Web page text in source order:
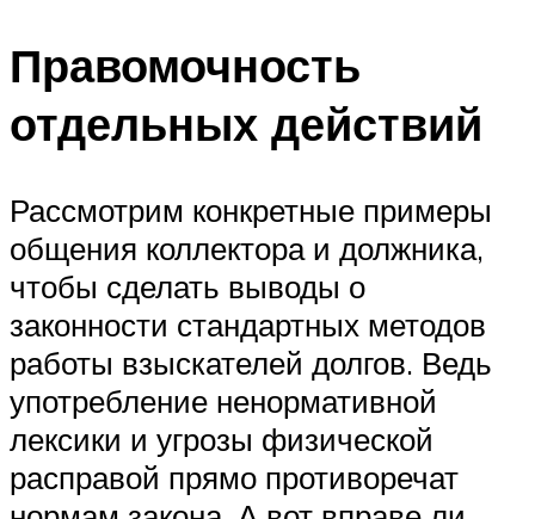
Правомочность
отдельных действий
Рассмотрим конкретные примеры
общения коллектора и должника,
чтобы сделать выводы о
законности стандартных методов
работы взыскателей долгов. Ведь
употребление ненормативной
лексики и угрозы физической
расправой прямо противоречат